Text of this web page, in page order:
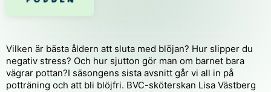
Vilken är bästa åldern att sluta med blöjan? Hur slipper du
negativ stress? Och hur sjutton gör man om barnet bara
vägrar pottan?I säsongens sista avsnitt går vi all in på
potträning och att bli blöjfri. BVC-sköterskan Lisa Västberg